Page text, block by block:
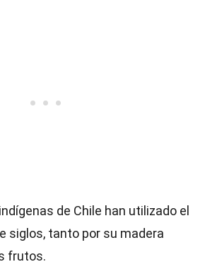
de Chile han utilizado el
siglos, tanto por su madera
frutos.